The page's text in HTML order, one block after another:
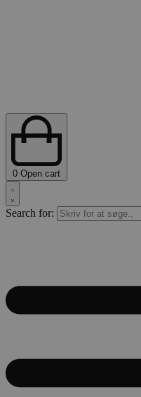
0 Open cart
Search for: